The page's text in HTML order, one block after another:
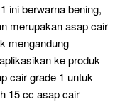
ini berwarna bening,
merupakan asap cair
mengandung
ke produk
cair grade 1 untuk
15 cc asap cair